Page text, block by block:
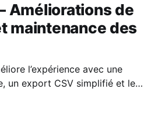
Améliorations de
maintenance des
l’expérience avec une
un export CSV simplifié et le